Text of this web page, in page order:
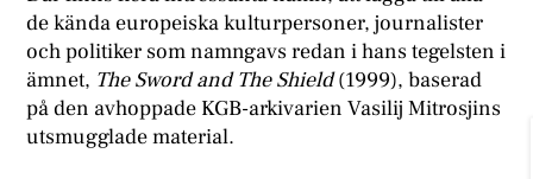
de kända europeiska kulturpersoner, journalister
och politiker som namngavs redan i hans tegelsten i
ämnet, The Sword and The Shield(1999), baserad
på den avhoppade KGB-arkivarien Vasilij Mitrosjins
utsmugglade material.